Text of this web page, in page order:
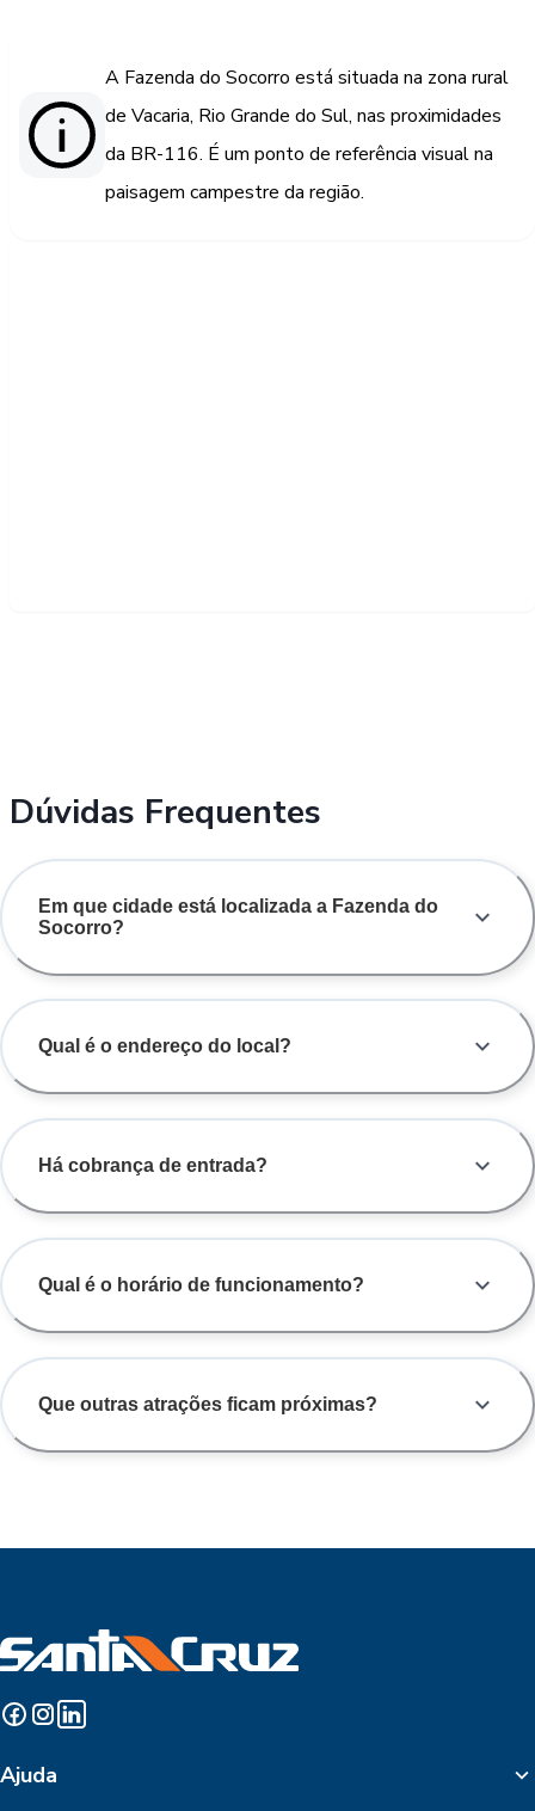
A Fazenda do Socorro está situada na zona rural
de Vacaria, Rio Grande do Sul, nas proximidades
da BR-116. É um ponto de referência visual na
paisagem campestre da região.
Dúvidas Frequentes
Em que cidade está localizada a Fazenda do
Socorro?
Qual é o endereço do local?
Há cobrança de entrada?
Qual é o horário de funcionamento?
Que outras atrações ficam próximas?
Ajuda